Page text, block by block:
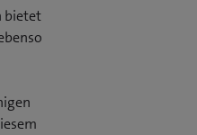
bietet